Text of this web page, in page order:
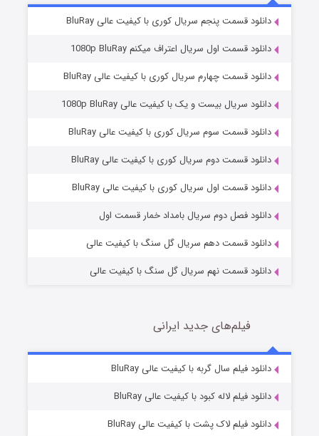
قسمت
منتشر شد
عملیات آپارتمان
قسمت2 (زیرنویس) منتشر شد
قسمت2 (زیرنویس) منتشر شد
دانلود قسمت پنجم سریال کوری با کیفیت عالی BluRay
دانلود قسمت اول سریال اعتراف میکنم 1080p BluRay
دانلود قسمت چهارم سریال کوری با کیفیت عالی BluRay
دانلود سریال بیست و یک با کیفیت عالی 1080p BluRay
دانلود قسمت سوم سریال کوری با کیفیت عالی BluRay
دانلود قسمت دوم سریال کوری با کیفیت عالی BluRay
دانلود قسمت اول سریال کوری با کیفیت عالی BluRay
دانلود فصل دوم سریال بامداد خمار قسمت اول
دانلود قسمت دهم سریال گل سنگ با کیفیت عالی
دانلود قسمت نهم سریال گل سنگ با کیفیت عالی
فیلم‌های جدید ایرانی
دانلود فیلم سال گربه با کیفیت عالی BluRay
دانلود فیلم لاله کبود با کیفیت عالی BluRay
دانلود فیلم لاک پشت با کیفیت عالی BluRay